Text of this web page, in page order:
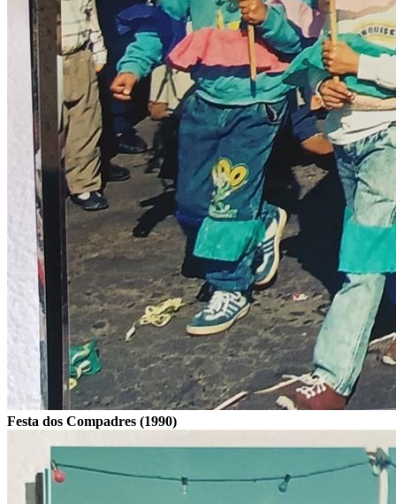
Festa dos Compadres (1990)